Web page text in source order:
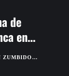
de
en
ZUMBIDO